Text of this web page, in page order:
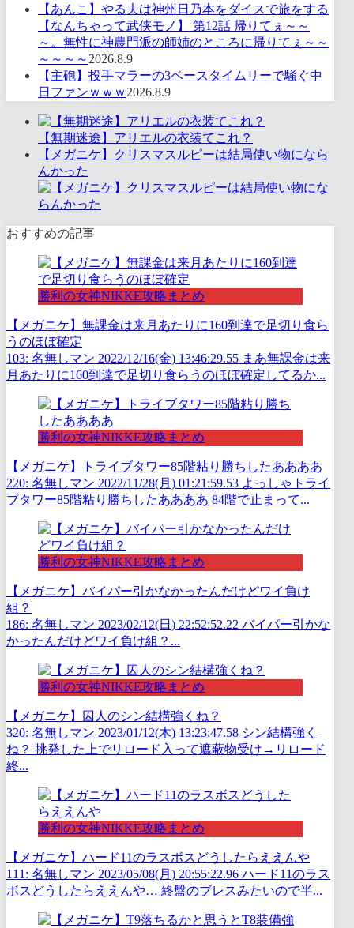
【あんこ】やる夫は神州日乃本をダイスで旅をする
【なんちゃって武侠モノ】 第12話 帰りてぇ～～
～。無性に神農門派の師姉のところに帰りてぇ～～
～～～～ 2026.8.9
【主砲】投手マラーの3ベースタイムリーで騒ぐ中
日ファンｗｗｗ 2026.8.9
【無期迷途】アリエルの衣装てこれ？
【メガニケ】クリスマスルピーは結局使い物になら
んかった
おすすめの記事
勝利の女神NIKKE攻略まとめ
【メガニケ】無課金は来月あたりに160到達で足切り食ら
うのほぼ確定
103: 名無しマン 2022/12/16(金) 13:46:29.55 まあ無課金は来
月あたりに160到達で足切り食らうのほぼ確定してるか...
勝利の女神NIKKE攻略まとめ
【メガニケ】トライブタワー85階粘り勝ちしたああああ
220: 名無しマン 2022/11/28(月) 01:21:59.53 よっしゃトライ
ブタワー85階粘り勝ちしたああああ 84階で止まって...
勝利の女神NIKKE攻略まとめ
【メガニケ】バイパー引かなかったんだけどワイ負け
組？
186: 名無しマン 2023/02/12(日) 22:52:52.22 バイパー引かな
かったんだけどワイ負け組？...
勝利の女神NIKKE攻略まとめ
【メガニケ】囚人のシン結構強くね？
320: 名無しマン 2023/01/12(木) 13:23:47.58 シン結構強く
ね？ 挑発した上でリロード入って遮蔽物受け→リロード
終...
勝利の女神NIKKE攻略まとめ
【メガニケ】ハード11のラスボスどうしたらええんや
111: 名無しマン 2023/05/08(月) 20:55:22.96 ハード11のラス
ボスどうしたらええんや… 終盤のブレスみたいので半...